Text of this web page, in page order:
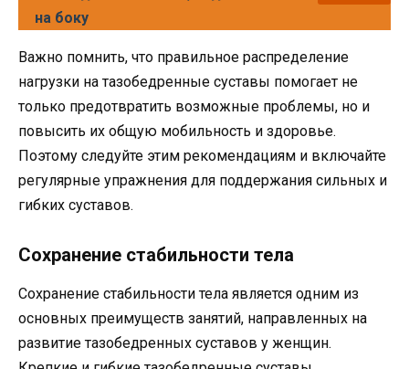
на боку
Важно помнить, что правильное распределение
нагрузки на тазобедренные суставы помогает не
только предотвратить возможные проблемы, но и
повысить их общую мобильность и здоровье.
Поэтому следуйте этим рекомендациям и включайте
регулярные упражнения для поддержания сильных и
гибких суставов.
Сохранение стабильности тела
Сохранение стабильности тела является одним из
основных преимуществ занятий, направленных на
развитие тазобедренных суставов у женщин.